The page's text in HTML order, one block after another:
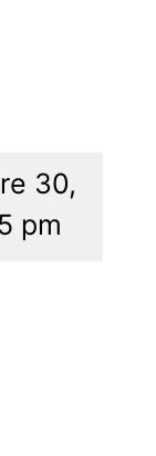
30,
pm